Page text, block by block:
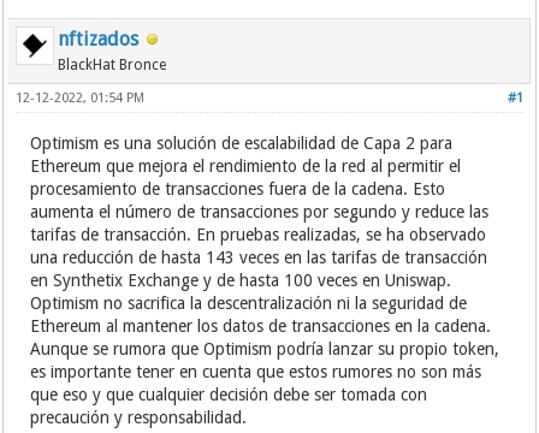
nftizados
BlackHat Bronce
#1
12-12-2022, 01:54 PM
Optimism es una solución de escalabilidad de Capa 2 para
Ethereum que mejora el rendimiento de la red al permitir el
procesamiento de transacciones fuera de la cadena. Esto
aumenta el número de transacciones por segundo y reduce las
tarifas de transacción. En pruebas realizadas, se ha observado
una reducción de hasta 143 veces en las tarifas de transacción
en Synthetix Exchange y de hasta 100 veces en Uniswap.
Optimism no sacrifica la descentralización ni la seguridad de
Ethereum al mantener los datos de transacciones en la cadena.
Aunque se rumora que Optimism podría lanzar su propio token,
es importante tener en cuenta que estos rumores no son más
que eso y que cualquier decisión debe ser tomada con
precaución y responsabilidad.